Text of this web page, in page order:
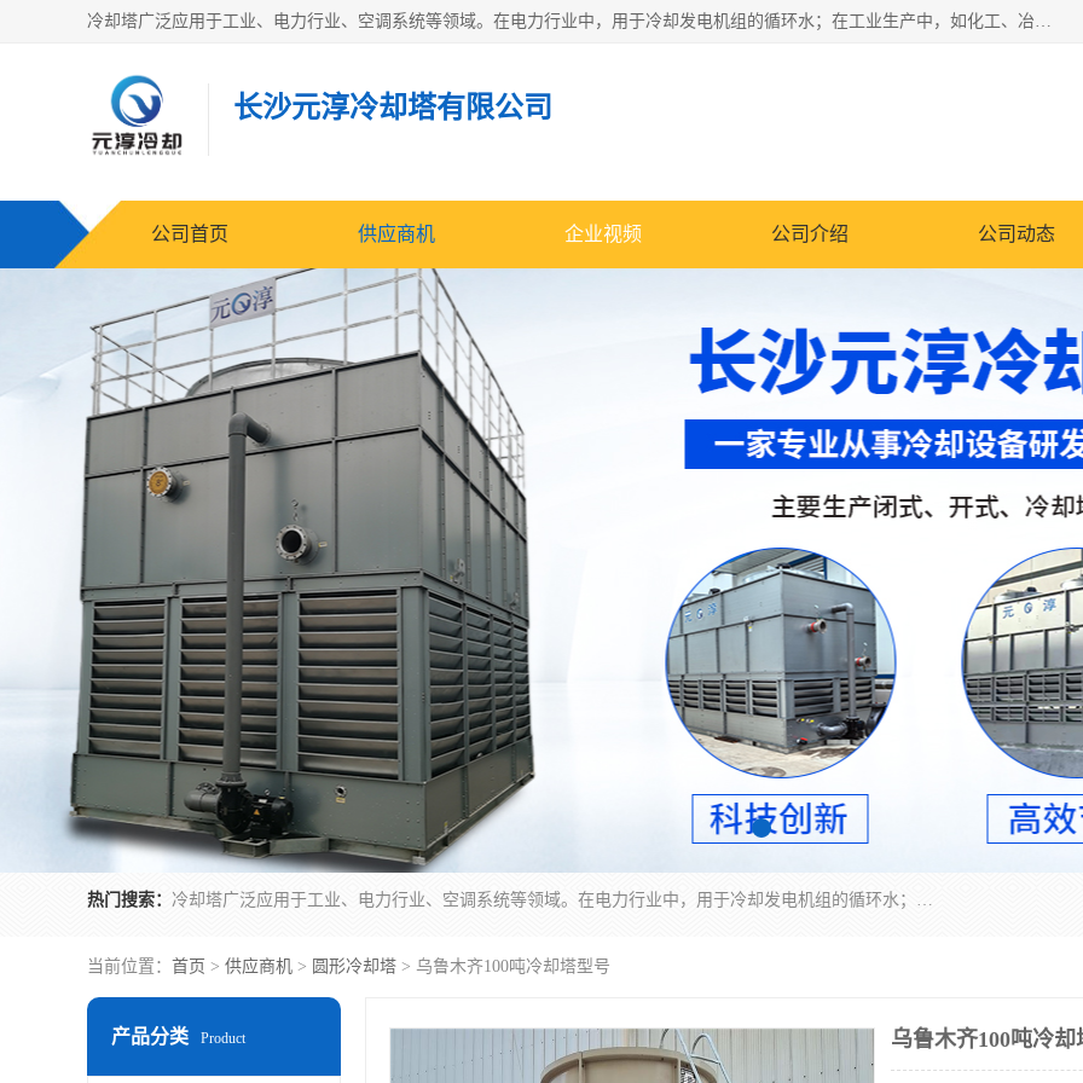
冷却塔广泛应用于工业、电力行业、空调系统等领域。在电力行业中，用于冷却发电机组的循环水；在工业生产中，如化工、冶金等行业，可降低生产过程中产生的热量；在空调系统中，为空调设备提供冷却水源
长沙元淳冷却塔有限公司
公司首页 供应商机 企业视频 公司介绍 公司动态
热门搜索： 冷却塔广泛应用于工业、电力行业、空调系统等领域。在电力行业中，用于冷却发电机组的循环水；在工业生产中，如化工、冶金等行业，可降低生产过程中产生的热量；在空调系统中，为空调设备提供冷却水源
当前位置： 首页 > 供应商机 > 圆形冷却塔 > 乌鲁木齐100吨冷却塔型号
产品分类 Product 乌鲁木齐100吨冷却